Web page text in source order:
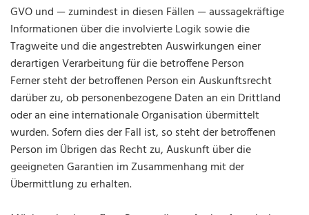
GVO und — zumindest in diesen Fällen — aussagekräftige
Informationen über die involvierte Logik sowie die
Tragweite und die angestrebten Auswirkungen einer
derartigen Verarbeitung für die betroffene Person
Ferner steht der betroffenen Person ein Auskunftsrecht
darüber zu, ob personenbezogene Daten an ein Drittland
oder an eine internationale Organisation übermittelt
wurden. Sofern dies der Fall ist, so steht der betroffenen
Person im Übrigen das Recht zu, Auskunft über die
geeigneten Garantien im Zusammenhang mit der
Übermittlung zu erhalten.